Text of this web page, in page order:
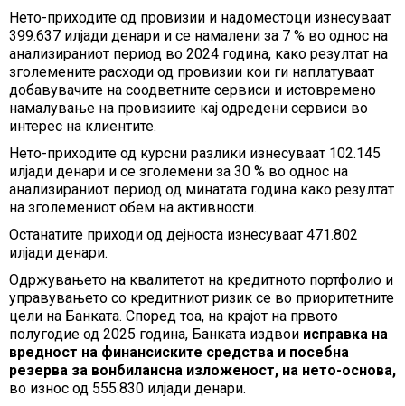
Нето-приходите од провизии и надоместоци изнесуваат
399.637 илјади денари и се намалени за 7 % во однос на
анализираниот период во 2024 година, како резултат на
зголемените расходи од провизии кои ги наплатуваат
добавувачите на соодветните сервиси и истовремено
намалување на провизиите кај одредени сервиси во
интерес на клиентите.
Нето-приходите од курсни разлики изнесуваат 102.145
илјади денари и се зголемени за 30 % во однос на
анализираниот период од минатата година како резултат
на зголемениот обем на активности.
Останатите приходи од дејноста изнесуваат 471.802
илјади денари.
Одржувањето на квалитетот на кредитното портфолио и
управувањето со кредитниот ризик се во приоритетните
цели на Банката. Според тоа, на крајот на првото
полугодие од 2025 година, Банката издвои исправка на
вредност на финансиските средства и посебна
резерва за вонбилансна изложеност, на нето-основа,
во износ од 555.830 илјади денари.